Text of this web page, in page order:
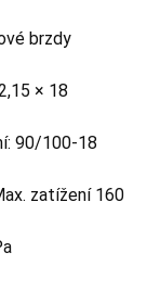
brzdy
× 18
90/100-18
zatížení 160